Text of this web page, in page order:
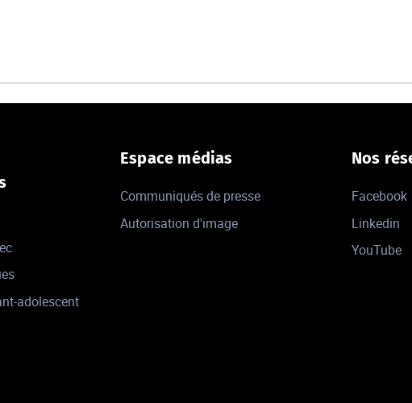
adolescent
Espace médias
Communiqués de presse
Autorisation d'image
Nos
Facebook
Linkedin
YouTube